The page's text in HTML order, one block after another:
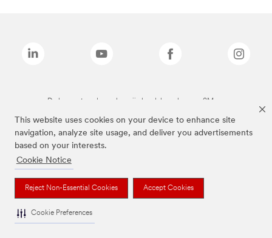
This website uses cookies on your device to enhance site
navigation, analyze site usage, and deliver you advertisements
based on your interests.
Cookie Notice
Reject Non-Essential Cookies Accept Cookies
Cookie Preferences
De bovenstaande merken zijn handelsmerken van 3M.we